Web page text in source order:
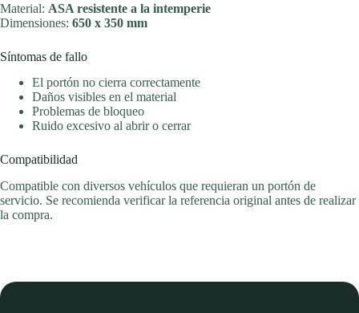
Material: ASA resistente a la intemperie
Dimensiones: 650 x 350 mm
Síntomas de fallo
El portón no cierra correctamente
Daños visibles en el material
Problemas de bloqueo
Ruido excesivo al abrir o cerrar
Compatibilidad
Compatible con diversos vehículos que requieran un portón de
servicio. Se recomienda verificar la referencia original antes de realizar
la compra.